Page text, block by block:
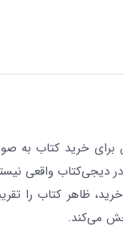
خرید کتاب به صورت
دیجی‌کتاب واقعی
ظاهر کتاب را
می‌کند.